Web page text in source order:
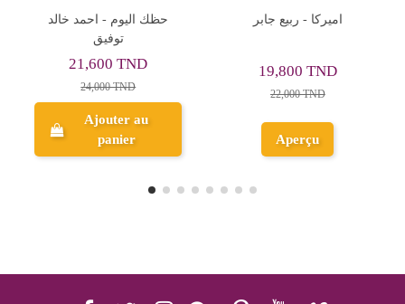
اميركا - ربيع جابر
19,800 TND
22,000 TND
Aperçu
الاسلام ما هو - مصطفى
8,100 TND
9,000 TND
Ajouter au
panier